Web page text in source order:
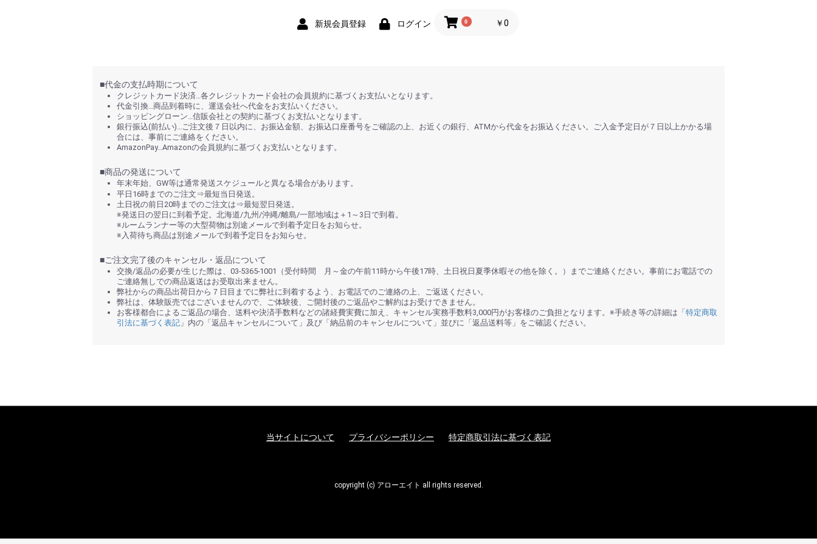
新規会員登録 ログイン 0 ￥0
■代金の支払時期について
クレジットカード決済…各クレジットカード会社の会員規約に基づくお支払いとなります。
代金引換…商品到着時に、運送会社へ代金をお支払いください。
ショッピングローン…信販会社との契約に基づくお支払いとなります。
銀行振込(前払い)…ご注文後７日以内に、お振込金額、お振込口座番号をご確認の上、お近くの銀行、ATMから代金をお振込ください。ご入金予定日が７日以上かかる場
合には、事前にご連絡をください。
AmazonPay…Amazonの会員規約に基づくお支払いとなります。
■商品の発送について
年末年始、GW等は通常発送スケジュールと異なる場合があります。
平日16時までのご注文⇒最短当日発送。
土日祝の前日20時までのご注文は⇒最短翌日発送。
※発送日の翌日に到着予定。北海道/九州/沖縄/離島/一部地域は＋1～3日で到着。
※ルームランナー等の大型荷物は別途メールで到着予定日をお知らせ。
※入荷待ち商品は別途メールで到着予定日をお知らせ。
■ご注文完了後のキャンセル・返品について
交換/返品の必要が生じた際は、03-5365-1001（受付時間 月～金の午前11時から午後17時、土日祝日夏季休暇その他を除く。）までご連絡ください。事前にお電話での
ご連絡無しでの商品返送はお受取出来ません。
弊社からの商品出荷日から７日目までに弊社に到着するよう、お電話でのご連絡の上、ご返送ください。
弊社は、体験販売ではございませんので、ご体験後、ご開封後のご返品やご解約はお受けできません。
お客様都合によるご返品の場合、送料や決済手数料などの諸経費実費に加え、キャンセル実務手数料3,000円がお客様のご負担となります。※手続き等の詳細は「 特定商取
引法に基づく表記 」内の「返品キャンセルについて」及び「納品前のキャンセルについて」並びに「返品送料等」をご確認ください。
当サイトについて プライバシーポリシー 特定商取引法に基づく表記
copyright (c) アローエイト all rights reserved.